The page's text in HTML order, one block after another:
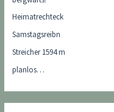
Heimatrechteck
Samstagsreibn
Streicher 1594 m
planlos…